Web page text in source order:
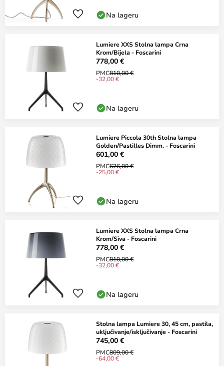
Na lageru
Lumiere XXS Stolna lampa Crna
Krom/Bijela - Foscarini
778,00 €
PMC810,00 €
-32,00 €
Na lageru
Lumiere Piccola 30th Stolna lampa
Golden/Pastilles Dimm. - Foscarini
601,00 €
PMC626,00 €
-25,00 €
Na lageru
Lumiere XXS Stolna lampa Crna
Krom/Siva - Foscarini
778,00 €
PMC810,00 €
-32,00 €
Na lageru
Stolna lampa Lumiere 30, 45 cm, pastila,
uključivanje/isključivanje - Foscarini
745,00 €
PMC809,00 €
-64,00 €